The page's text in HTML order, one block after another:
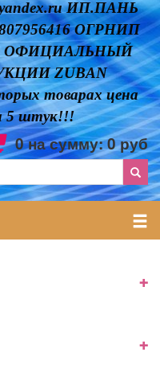
ИП.ПАНЬ
ОГРНИП
ОФИЦИАЛЬНЫЙ
ZUBAN
товарах цена
5 штук!!!
0на сумму:0руб
+
+